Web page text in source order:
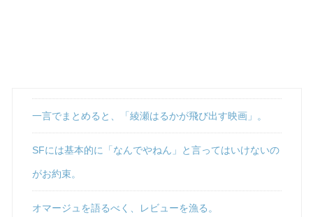
一言でまとめると、「綾瀬はるかが飛び出す映画」。
SFには基本的に「なんでやねん」と言ってはいけないの
がお約束。
オマージュを語るべく、レビューを漁る。